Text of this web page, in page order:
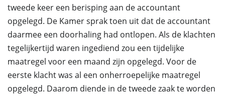
tweede keer een berisping aan de accountant
opgelegd. De Kamer sprak toen uit dat de accountant
daarmee een doorhaling had ontlopen. Als de klachten
tegelijkertijd waren ingediend zou een tijdelijke
maatregel voor een maand zijn opgelegd. Voor de
eerste klacht was al een onherroepelijke maatregel
opgelegd. Daarom diende in de tweede zaak te worden